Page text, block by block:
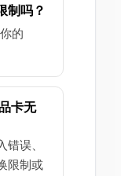
制吗？
的
卡无
误、
限制或